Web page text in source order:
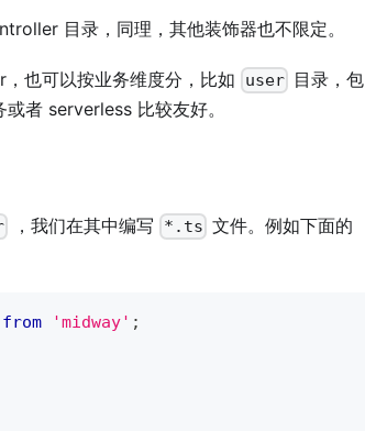
目录，同理，其他装饰器也不限定。
也可以按业务维度分，比如 user 目录，包
者 serverless 比较友好。
，我们在其中编写 *.ts 文件。例如下面的
from 'midway' ;